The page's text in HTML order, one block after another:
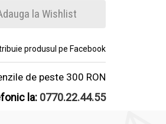
la Wishlist
produsul pe Facebook
de peste 300 RON
la: 0770.22.44.55